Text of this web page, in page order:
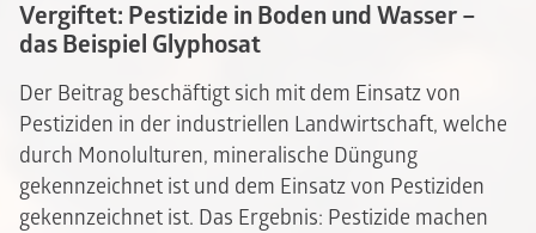
Vergiftet: Pestizide in Boden und Wasser –
das Beispiel Glyphosat
Der Beitrag beschäftigt sich mit dem Einsatz von
Pestiziden in der industriellen Landwirtschaft, welche
durch Monolulturen, mineralische Düngung
gekennzeichnet ist und dem Einsatz von Pestiziden
gekennzeichnet ist. Das Ergebnis: Pestizide machen